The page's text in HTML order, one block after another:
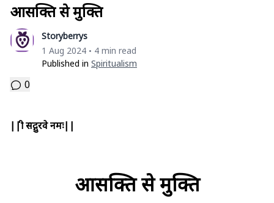
आसक्ति से मुक्ति
Storyberrys
1 Aug 2024 • 4 min read
Published in Spiritualism
0
||श्री सद्गुरवे नमः||
आसक्ति से मुक्ति